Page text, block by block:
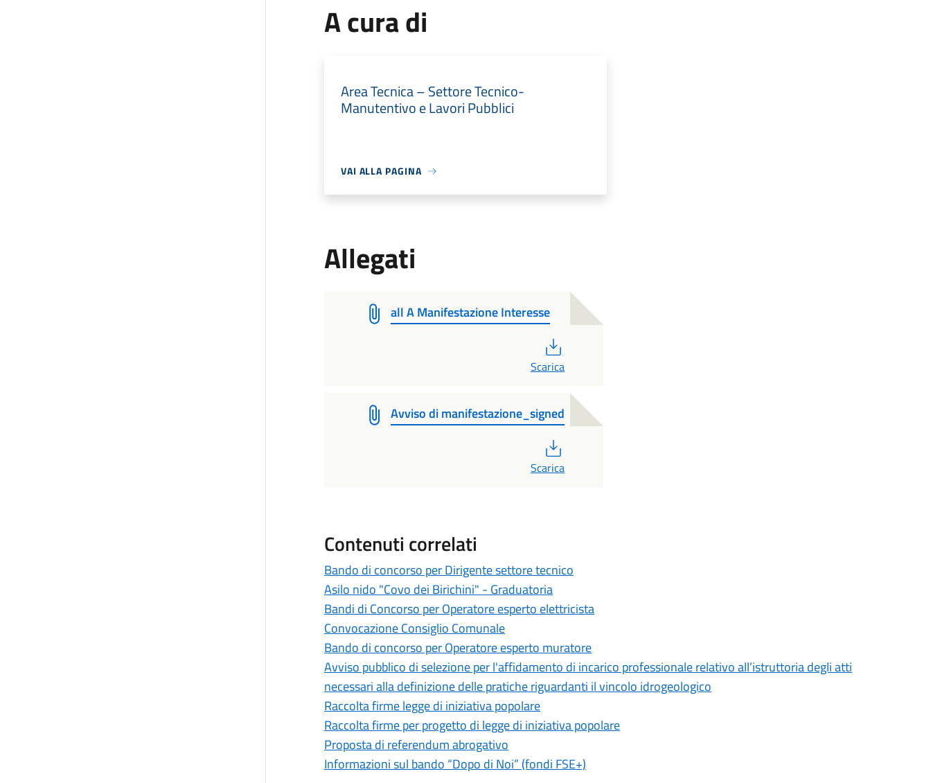
A cura di
Area Tecnica – Settore Tecnico-
Manutentivo e Lavori Pubblici
VAI ALLA PAGINA
Allegati
all A Manifestazione Interesse
Scarica
Avviso di manifestazione_signed
Scarica
Contenuti correlati
Bando di concorso per Dirigente settore tecnico
Asilo nido "Covo dei Birichini" - Graduatoria
Bandi di Concorso per Operatore esperto elettricista
Convocazione Consiglio Comunale
Bando di concorso per Operatore esperto muratore
Avviso pubblico di selezione per l'affidamento di incarico professionale relativo all’istruttoria degli atti
necessari alla definizione delle pratiche riguardanti il vincolo idrogeologico
Raccolta firme legge di iniziativa popolare
Raccolta firme per progetto di legge di iniziativa popolare
Proposta di referendum abrogativo
Informazioni sul bando “Dopo di Noi” (fondi FSE+)